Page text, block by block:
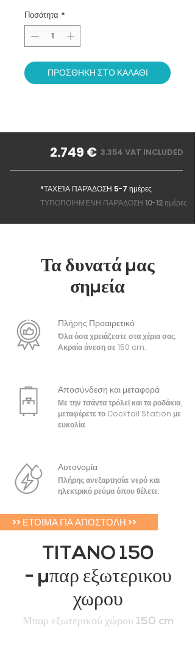
Ποσότητα *
ΠΡΟΣΘΗΚΗ ΣΤΟ ΚΑΛΑΘΙ
2.749 € 3.354 VAT INCLUDED
*ΤΑΧΕΊΑ ΠΑΡΆΔΟΣΗ 5-7 ημέρες
ΤΥΠΟΠΟΙΗΜΈΝΗ ΠΑΡΆΔΟΣΗ 10-12 ημέρες
Τα δυνατά μας
σημεία
Πλήρης Προαιρετικό
Όλα όσα χρειάζεστε στα χέρια σας.
Ακραία άνεση σε 150 cm.
Αποσύνδεση και μεταφορά
Με την τσάντα τρόλεϊ και τα ροδάκια,
μεταφέρετε το Cocktail Station με
ευκολία.
Αυτονομία
Πλήρης ανεξαρτησία: νερό και
ηλεκτρικό ρεύμα όπου θέλετε.
>> ΕΤΟΙΜΑ ΓΙΑ ΑΠΟΣΤΟΛΗ >>
TITANO 150
- μπαρ εξωτερικου
χωρου
Μπαρ εξωτερικού χώρου 150 cm